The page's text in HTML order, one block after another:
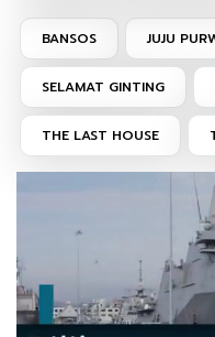
BANSOS JUJU
SELAMAT GINTING
THE LAST HOUSE